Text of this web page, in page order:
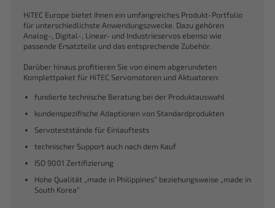
HiTEC Europe bietet Ihnen ein umfangreiches Produkt-Portfolio
für unterschiedlichste Anwendungszwecke. Dazu gehören
Analog-, Digital-, Linear- und Industrieservos ebenso wie
passende Ersatzteile und das entsprechende Zubehör.
Darüber hinaus profitieren Sie von einem abgerundeten
Komplettpaket für HiTEC Servomotoren und Aktuatoren:
fundierte technische Beratung bei der Produktauswahl
kundenspezifische Adaptionen von Standardprodukten
Servoteststände für Einlauftests
technischer Support auch nach dem Kauf
ISO 9001 Zertifizierung
Hohe Qualität „made in Philippines“ beziehungsweise „made in
South Korea“